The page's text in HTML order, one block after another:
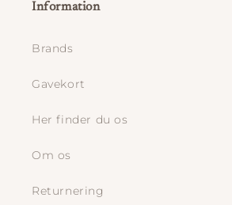
Information
Brands
Gavekort
Her finder du os
Om os
Returnering